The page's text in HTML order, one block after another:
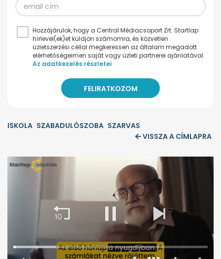
Hozzájárulok, hogy a Central Médiacsoport Zrt. Startlap
hírlevel(ek)et küldjön számomra, és közvetlen
üzletszerzési céllal megkeressen az általam megadott
elérhetőségeimen saját vagy üzleti partnerei ajánlatával.
Az adatkezelés részletei
ISKOLA SZABADULÓSZOBA SZARVAS
VISSZA A CÍMLAPRA